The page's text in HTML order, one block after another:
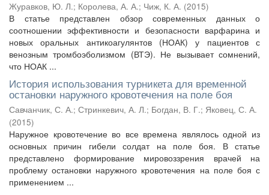
Журавков, Ю. Л.; Королева, А. А.; Чиж, К. А. (2015)
В статье представлен обзор современных данных о
соотношении эффективности и безопасности варфарина и
новых оральных антикоагулянтов (НОАК) у пациентов с
венозным тромбоэболизмом (ВТЭ). Не вызывает сомнений,
что НОАК ...
История использования турникета для временной
остановки наружного кровотечения на поле боя
Савчанчик, С. А.; Стринкевич, А. Л.; Богдан, В. Г.; Яковец, С. А.
(2015)
Наружное кровотечение во все времена являлось одной из
основных причин гибели солдат на поле боя. В статье
представлено формирование мировоззрения врачей на
проблему остановки наружного кровотечения на поле боя с
применением ...